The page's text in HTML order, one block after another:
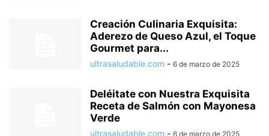
Creación Culinaria Exquisita:
Aderezo de Queso Azul, el Toque
Gourmet para...
ultrasaludable.com - 6 de marzo de 2025
Deléitate con Nuestra Exquisita
Receta de Salmón con Mayonesa
Verde
ultrasaludable.com - 6 de marzo de 2025